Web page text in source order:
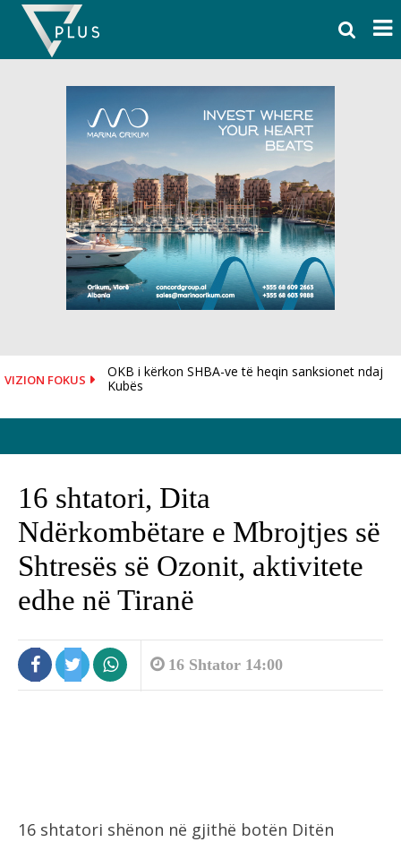
Skip
content
VIZION FOKUS
OKB i kërkon SHBA-ve të heqin sanksionet ndaj
Kubës
16 shtatori, Dita
Ndërkombëtare e Mbrojtjes së
Shtresës së Ozonit, aktivitete
edhe në Tiranë
16 Shtator 14:00
16 shtatori shënon në gjithë botën Ditën